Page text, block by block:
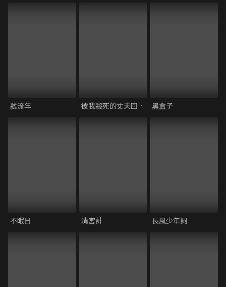
弒流年 被我殺死的丈夫回來了 黑盒子
不眠日 清宮計 長風少年詞